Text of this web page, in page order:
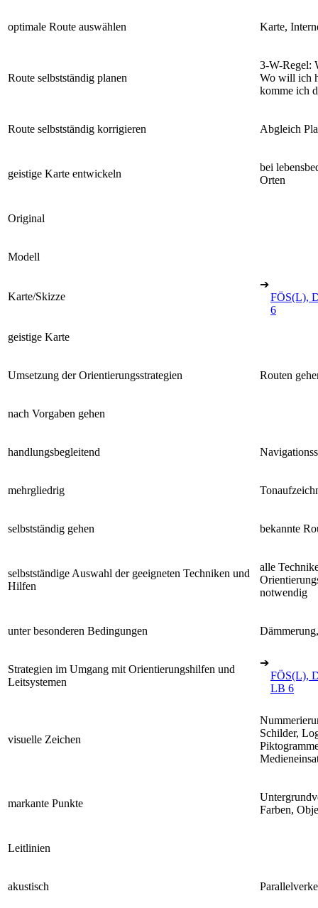
optimale Route auswählen Karte,
Route selbstständig planen
3-W-Regel:
Wo will ich
komme ich
Route selbstständig korrigieren Abgleich
geistige Karte entwickeln
bei
Orten
Original
Modell
Karte/Skizze
➔
FÖS(L),
6
geistige Karte
Umsetzung der Orientierungsstrategien Routen
nach Vorgaben gehen
handlungsbegleitend
mehrgliedrig
selbstständig gehen bekannte
selbstständige Auswahl der geeigneten Techniken und
Hilfen
alle
notwendig
unter besonderen Bedingungen
Strategien im Umgang mit Orientierungshilfen und
Leitsystemen
➔
FÖS(L),
LB 6
visuelle Zeichen
Schilder,
markante Punkte
Farben,
Leitlinien
akustisch